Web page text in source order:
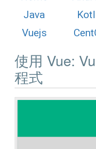
Java
Vuejs
使用 Vue:
程式